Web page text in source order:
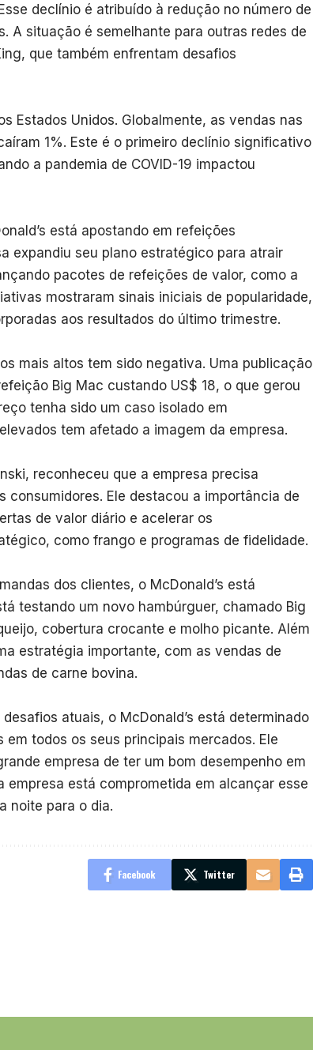
declínio é atribuído à redução no número de
A situação é semelhante para outras redes de
que também enfrentam desafios
Estados Unidos. Globalmente, as vendas nas
1%. Este é o primeiro declínio significativo
a pandemia de COVID-19 impactou
está apostando em refeições
expandiu seu plano estratégico para atrair
pacotes de refeições de valor, como a
mostraram sinais iniciais de popularidade,
aos resultados do último trimestre.
mais altos tem sido negativa. Uma publicação
Big Mac custando US$ 18, o que gerou
tenha sido um caso isolado em
tem afetado a imagem da empresa.
reconheceu que a empresa precisa
consumidores. Ele destacou a importância de
de valor diário e acelerar os
como frango e programas de fidelidade.
dos clientes, o McDonald’s está
testando um novo hambúrguer, chamado Big
cobertura crocante e molho picante. Além
estratégia importante, com as vendas de
de carne bovina.
atuais, o McDonald’s está determinado
todos os seus principais mercados. Ele
empresa de ter um bom desempenho em
empresa está comprometida em alcançar esse
noite para o dia.
Facebook Twitter